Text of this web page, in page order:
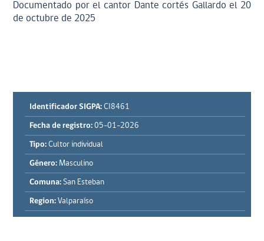
Documentado por el cantor Dante cortés Gallardo el 20
de octubre de 2025
Identificador SIGPA: CI8461
Fecha de registro: 05-01-2026
Tipo: Cultor individual
Género: Masculino
Comuna: San Esteban
Region: Valparaíso